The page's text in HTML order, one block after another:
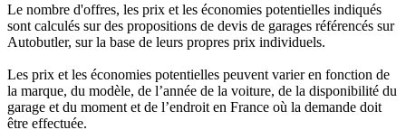
Le nombre d'offres, les prix et les économies potentielles indiqués
sont calculés sur des propositions de devis de garages référencés sur
Autobutler, sur la base de leurs propres prix individuels.
Les prix et les économies potentielles peuvent varier en fonction de
la marque, du modèle, de l’année de la voiture, de la disponibilité du
garage et du moment et de l’endroit en France où la demande doit
être effectuée.